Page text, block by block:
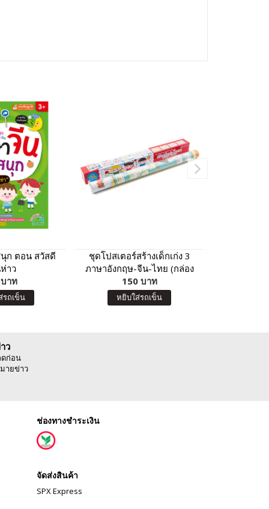
ก ตอน สวัสดี
าว
าท
รถเข็น
ชุดโปสเตอร์สร้างเด็กเก่ง 3
ภาษาอังกฤษ-จีน-ไทย (กล่อง
แดง)
150 บาท
หยิบใส่รถเข็น
ว
ก่อน
ายข่าว
ช่องทางชำระเงิน
จัดส่งสินค้า
SPX Express